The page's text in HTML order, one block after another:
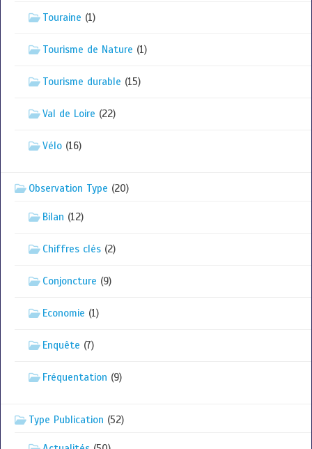
Touraine (1)
Tourisme de Nature (1)
Tourisme durable (15)
Val de Loire (22)
Vélo (16)
Observation Type (20)
Bilan (12)
Chiffres clés (2)
Conjoncture (9)
Economie (1)
Enquête (7)
Fréquentation (9)
Type Publication (52)